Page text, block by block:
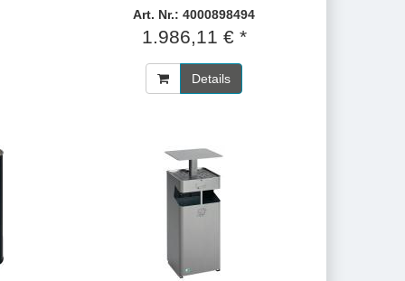
Art. Nr.: 4000898494
1.986,11 € *
Details